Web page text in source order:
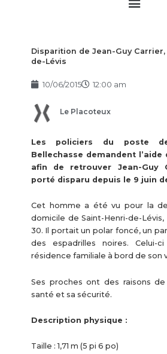
Disparition de Jean-Guy
de-Lévis
10/06/2015 12:00 am
Le Placoteux
Les policiers du poste
Bellechasse demandent
afin de retrouver Jean-Guy
porté disparu depuis le 9 juin
Cet homme a été vu pour la
domicile de Saint-Henri-de-Lévis,
30. Il portait un polar foncé, un
des espadrilles noires. Celui-
résidence familiale à bord de son
Ses proches ont des raisons
santé et sa sécurité.
Description physique :
Taille : 1,71 m (5 pi 6 po)